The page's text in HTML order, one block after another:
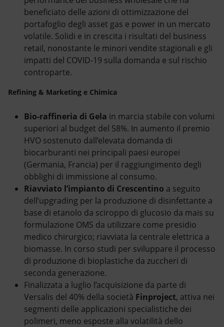
beneficiato delle azioni di ottimizzazione del
portafoglio degli asset gas e power in un mercato
volatile. Solidi e in crescita i risultati del business
retail, nonostante le minori vendite stagionali e gli
impatti del COVID-19 sulla domanda e sul rischio
controparte.
Refining & Marketing e Chimica
Bio-raffineria di Gela in marcia stabile con volumi
superiori al budget del 58%. In aumento il premio
HVO sostenuto dall’elevata domanda di
biocarburanti nei principali paesi europei
(Germania, Francia) per il raggiungimento degli
obblighi di immissione al consumo.
Riavviato l’impianto di Crescentino a seguito
dell’upgrading per la produzione di disinfettante a
base di etanolo da sciroppo di glucosio da mais su
formulazione OMS da utilizzare come presidio
medico chirurgico; riavviata la centrale elettrica a
biomasse. In corso studi per sviluppare il processo
di produzione di bioplastiche da zuccheri di
seconda generazione.
Finalizzata a luglio l’acquisizione da parte di
Versalis del 40% della società Finproject, attiva nei
segmenti delle applicazioni specialistiche dei
polimeri, meno esposte alla volatilità dello